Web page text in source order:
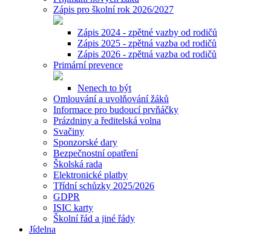
Zápis pro školní rok 2026/2027
Zápis 2024 - zpětné vazby od rodičů
Zápis 2025 - zpětná vazba od rodičů
Zápis 2026 - zpětná vazba od rodičů
Primární prevence
Nenech to být
Omlouvání a uvolňování žáků
Informace pro budoucí prvňáčky
Prázdniny a ředitelská volna
Svačiny
Sponzorské dary
Bezpečnostní opatření
Školská rada
Elektronické platby
Třídní schůzky 2025/2026
GDPR
ISIC karty
Školní řád a jiné řády
Jídelna